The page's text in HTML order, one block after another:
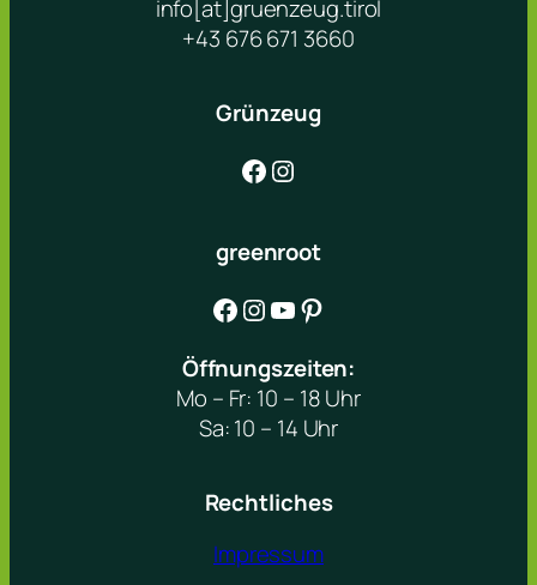
info[at]gruenzeug.tirol
+43 676 671 3660
Grünzeug
Facebook Instagram
greenroot
Facebook Instagram YouTube Pinterest
Öffnungszeiten:
Mo – Fr: 10 – 18 Uhr
Sa: 10 – 14 Uhr
Rechtliches
Impressum